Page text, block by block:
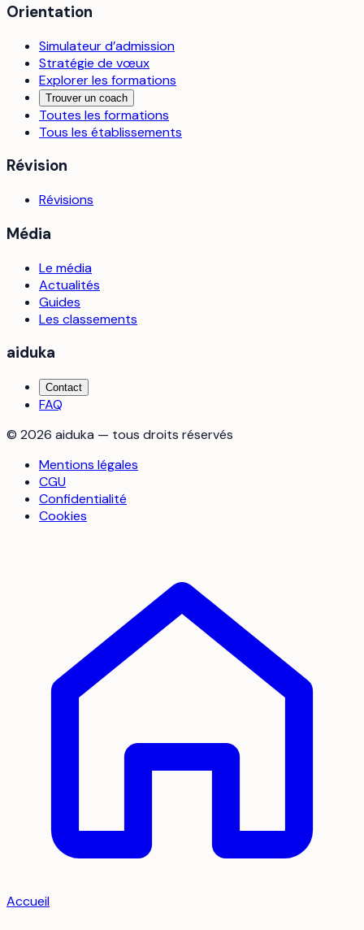
Orientation
Simulateur d’admission
Stratégie de vœux
Explorer les formations
Trouver un coach
Toutes les formations
Tous les établissements
Révision
Révisions
Média
Le média
Actualités
Guides
Les classements
aiduka
Contact
FAQ
© 2026 aiduka — tous droits réservés
Mentions légales
CGU
Confidentialité
Cookies
Accueil